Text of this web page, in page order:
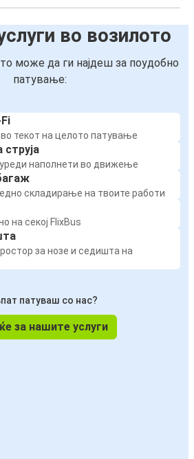
во возилото
може да ги најдеш за поудобно
патување:
текот на целото патување
струја
наполнети во движење
складирање на твоите работи
на секој FlixBus
за нозе и седишта на
патуваш со нас?
за нашите услуги